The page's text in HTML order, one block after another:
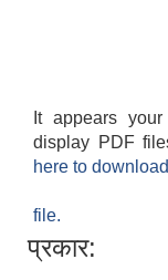
It appears
display PDF
here to
file.
प्रकार: